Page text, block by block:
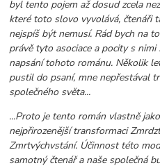
byl tento pojem až dosud zcela
které toto slovo vyvolává, čtenáři
nejspíš být nemusí. Rád bych na
právě tyto asociace a pocity s
napsání tohoto románu. Několik
pustil do psaní, mne nepřestával
společného světa...
...Proto je tento román vlastně
nejpřirozenější transformaci
Zmrtvýchvstání. Účinnost této
samotný čtenář a naše společná